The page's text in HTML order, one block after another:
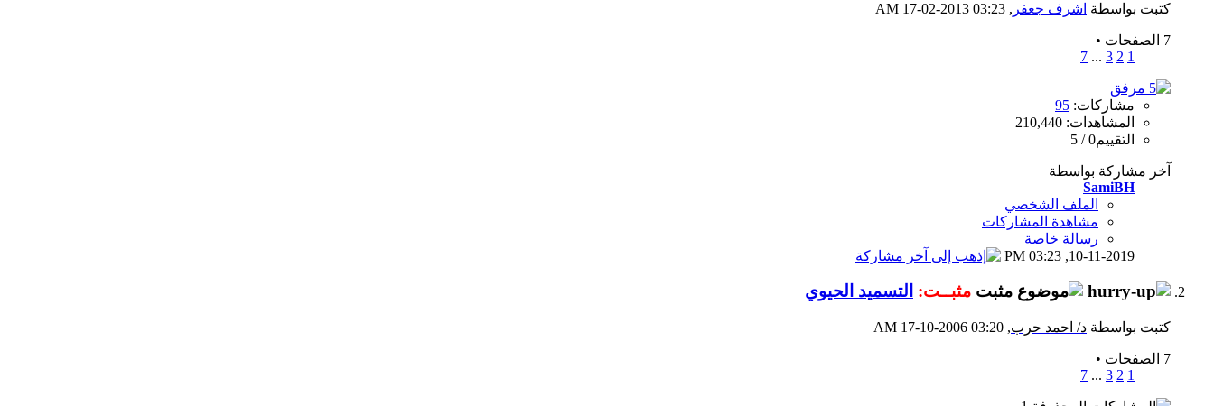
كتبت بواسطة اشرف جعفر ‏, 17-02-2013 03:23 AM
7 الصفحات
•
1
2
3
...
7
مشاركات: 95
المشاهدات: 210,440
التقييم0 / 5
آخر مشاركة بواسطة
SamiBH
الملف الشخصي
مشاهدة المشاركات
رسالة خاصة
10-11-2019,
03:23 PM
مثبــت: التسميد الحيوي
كتبت بواسطة د/ احمد حرب‏, 17-10-2006 03:20 AM
7 الصفحات
•
1
2
3
...
7